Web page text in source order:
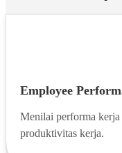
Employee
Menilai performa kerja
produktivitas kerja.